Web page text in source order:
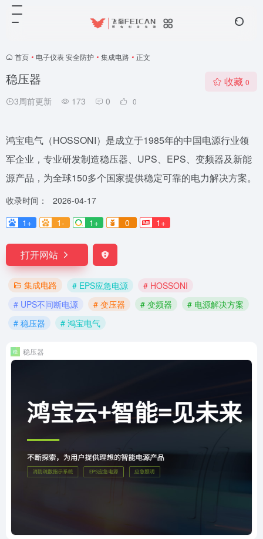
首页 • 电子仪表 安全防护 • 集成电路 • 正文
稳压器
3周前更新 173 0 0
收藏 0
鸿宝电气（HOSSONI）是成立于1985年的中国电源行业领
军企业，专业研发制造稳压器、UPS、EPS、变频器及新能
源产品，为全球150多个国家提供稳定可靠的电力解决方案。
收录时间：
2026-04-17
1+
1- 1+ 0 1+
打开网站
集成电路 # EPS应急电源
# HOSSONI
# UPS不间断电源
# 变压器 # 变频器
# 电源解决方案
# 稳压器
# 鸿宝电气
稳压器